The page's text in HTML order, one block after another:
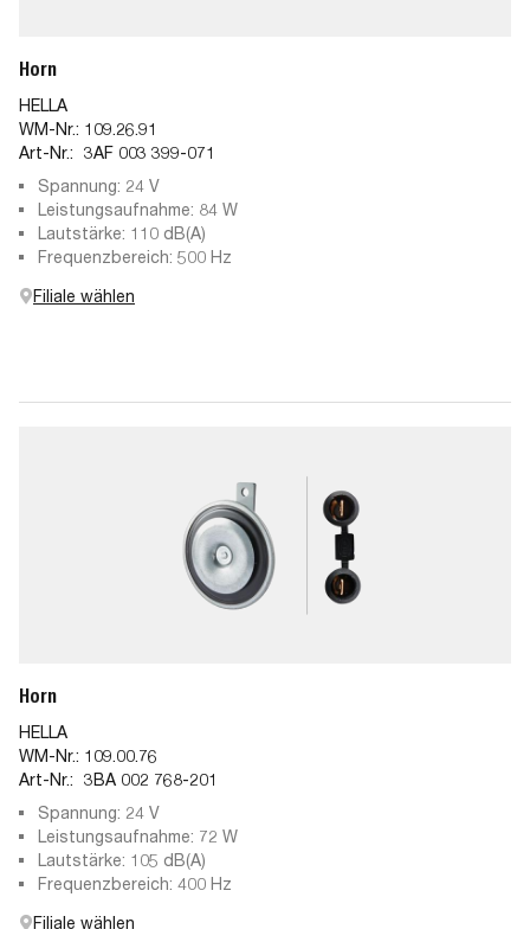
Horn
HELLA
WM-Nr.: 109.26.91
Art-Nr.: 3AF 003 399-071
Spannung: 24 V
Leistungsaufnahme: 84 W
Lautstärke: 110 dB(A)
Frequenzbereich: 500 Hz
Filiale wählen
Horn
HELLA
WM-Nr.: 109.00.76
Art-Nr.: 3BA 002 768-201
Spannung: 24 V
Leistungsaufnahme: 72 W
Lautstärke: 105 dB(A)
Frequenzbereich: 400 Hz
Filiale wählen